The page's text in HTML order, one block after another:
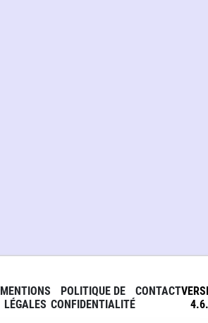
MENTIONS
LÉGALES
POLITIQUE DE
CONFIDENTIALITÉ
CONTACT